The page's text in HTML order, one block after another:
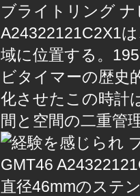
ブライトリング
A24322121C2X1
域に位置する。
ビタイマーの歴史
化させたこの時計
間と空間の二重管
直径46mmのステ